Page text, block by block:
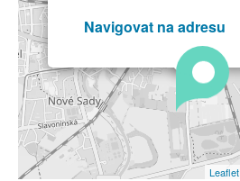
Navigovat na adresu
Leaflet